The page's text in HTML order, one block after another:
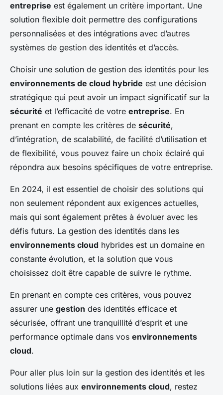
entreprise est également un critère important. Une
solution flexible doit permettre des configurations
personnalisées et des intégrations avec d’autres
systèmes de gestion des identités et d’accès.
Choisir une solution de gestion des identités pour les
environnements de cloud hybride est une décision
stratégique qui peut avoir un impact significatif sur la
sécurité et l’efficacité de votre entreprise. En
prenant en compte les critères de sécurité,
d’intégration, de scalabilité, de facilité d’utilisation et
de flexibilité, vous pouvez faire un choix éclairé qui
répondra aux besoins spécifiques de votre entreprise.
En 2024, il est essentiel de choisir des solutions qui
non seulement répondent aux exigences actuelles,
mais qui sont également prêtes à évoluer avec les
défis futurs. La gestion des identités dans les
environnements cloud hybrides est un domaine en
constante évolution, et la solution que vous
choisissez doit être capable de suivre le rythme.
En prenant en compte ces critères, vous pouvez
assurer une gestion des identités efficace et
sécurisée, offrant une tranquillité d’esprit et une
performance optimale dans vos environnements
cloud.
Pour aller plus loin sur la gestion des identités et les
solutions liées aux environnements cloud, restez